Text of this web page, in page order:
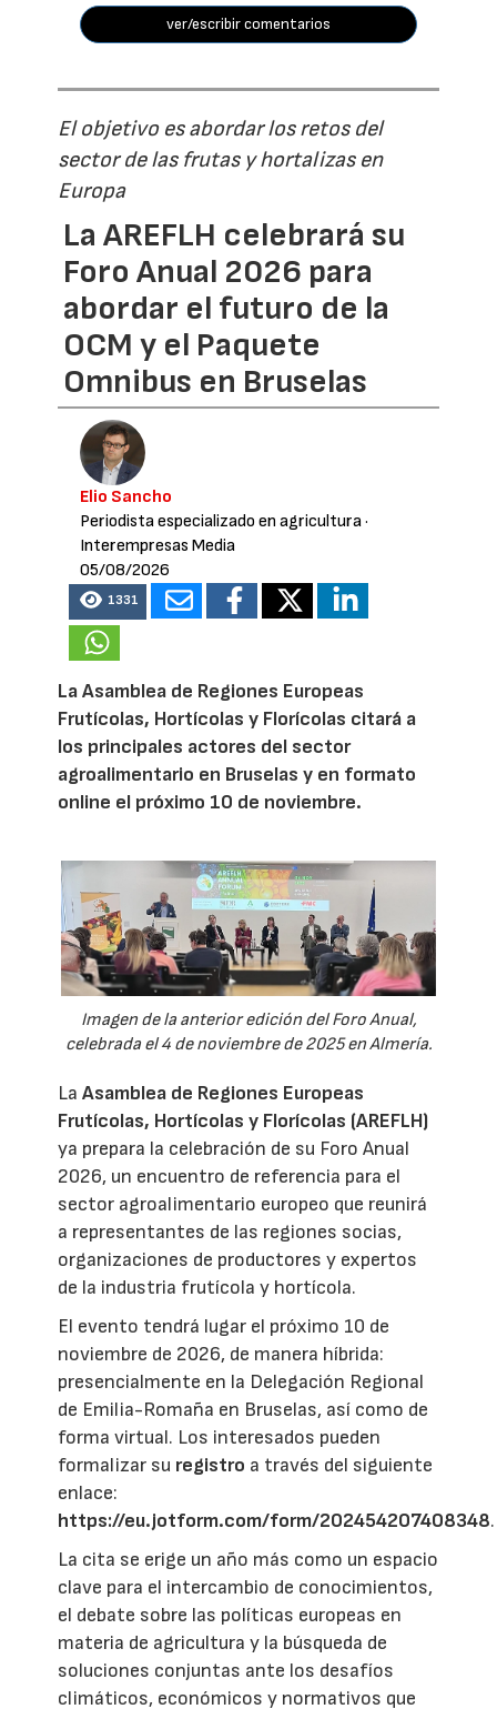
ver/escribir comentarios
El objetivo es abordar los retos del
sector de las frutas y hortalizas en
Europa
La AREFLH celebrará su
Foro Anual 2026 para
abordar el futuro de la
OCM y el Paquete
Omnibus en Bruselas
Elio Sancho
Periodista especializado en agricultura·
Interempresas Media
05/08/2026
1331
La Asamblea de Regiones Europeas
Frutícolas, Hortícolas y Florícolas citará a
los principales actores del sector
agroalimentario en Bruselas y en formato
online el próximo 10 de noviembre.
Imagen de la anterior edición del Foro Anual,
celebrada el 4 de noviembre de 2025 en Almería.
LaAsamblea de Regiones Europeas
Frutícolas, Hortícolas y Florícolas (AREFLH)
ya prepara la celebración de su Foro Anual
2026, un encuentro de referencia para el
sector agroalimentario europeo que reunirá
a representantes de las regiones socias,
organizaciones de productores y expertos
de la industria frutícola y hortícola.
El evento tendrá lugar el próximo 10 de
noviembre de 2026, de manera híbrida:
presencialmente en la Delegación Regional
de Emilia-Romaña en Bruselas, así como de
forma virtual. Los interesados pueden
formalizar su registro a través del siguiente
enlace:
https://eu.jotform.com/form/202454207408348.
La cita se erige un año más como un espacio
clave para el intercambio de conocimientos,
el debate sobre las políticas europeas en
materia de agricultura y la búsqueda de
soluciones conjuntas ante los desafíos
climáticos, económicos y normativos que